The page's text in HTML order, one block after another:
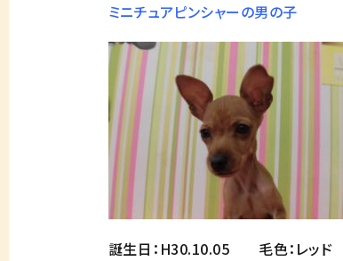
ミニチュアピンシャーの男の子
誕生日：H30.10.05 毛色：レッド